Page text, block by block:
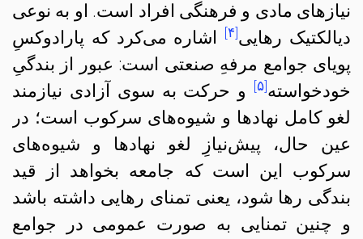
نیازهای مادی و فرهنگی افراد است. او به نوعی
دیالکتیک رهایی[۴]
اشاره می‌کرد که پارادوکسِ
پویای جوامع مرفهِ صنعتی است: عبور از بندگیِ
خودخواسته[۵]
و حرکت به سوی آزادی نیازمند
لغو کامل نهادها و شیوه‌های سرکوب است؛ در
عین حال، پیش‌نیازِ لغو نهادها و شیوه‌های
سرکوب این است که جامعه بخواهد از قید
بندگی رها شود، یعنی تمنای رهایی داشته باشد
و چنین تمنایی به صورت عمومی در جوامع